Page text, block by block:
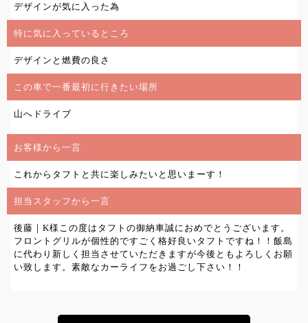
デザインが気に入った為
特に気に入っているところ
デザインと燃費の良さ
この車で一番最初に行きたい場所
山へドライブ
お客様から一言
これからタフトと共に楽しみたいと思いまーす！
担当スタッフから一言
後藤｜K様この度はタフトの御納車誠におめでとうございます。
フロントグリルが個性的ですごく格好良いタフトですね！！飯島
に代わり新しく担当させていただきますが今後ともよろしくお願
い致します。素敵なカーライフをお過ごし下さい！！